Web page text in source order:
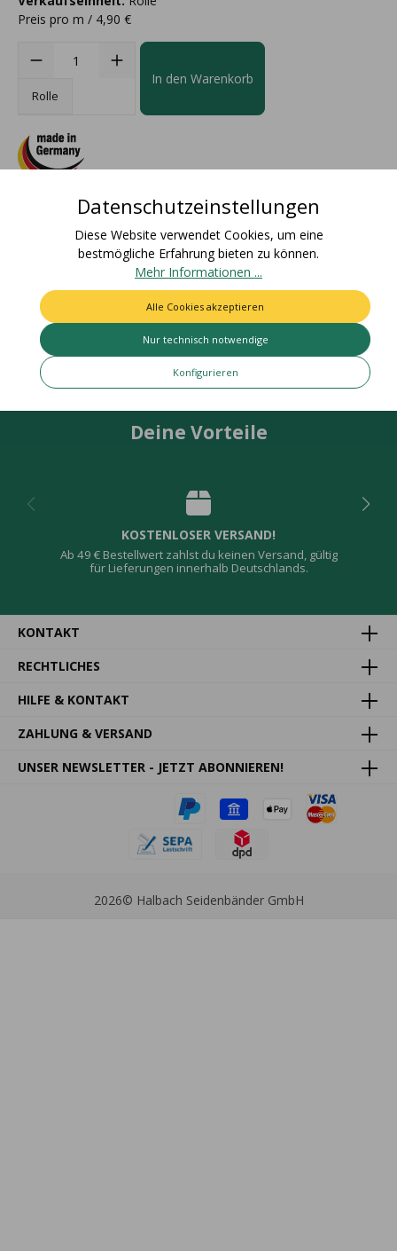
Preis pro m / 4,90 €
Rolle
In den Warenkorb
Go green! Weitere Infos unter halbach-shop.com/about-
acetateZolltarifnummer: 58063210Ursprungsland:
DeutschlandEAN Rolle: 40…Mehr
Bewertungen
Deine Vorteile
KOSTENLOSER VERSAND!
Ab 49 € Bestellwert zahlst du keinen Versand, gültig
für Lieferungen innerhalb Deutschlands.
KONTAKT
RECHTLICHES
HILFE & KONTAKT
ZAHLUNG & VERSAND
UNSER NEWSLETTER - JETZT ABONNIEREN!
2026© Halbach Seidenbänder GmbH
Datenschutzeinstellungen
Diese Website verwendet Cookies, um eine
bestmögliche Erfahrung bieten zu können.
Mehr Informationen ...
Nur technisch notwendige
Konfigurieren
Alle Cookies akzeptieren